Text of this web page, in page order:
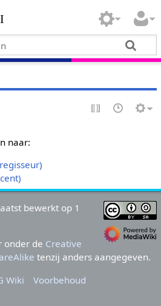
naar:
bewerkt op 1
onder de Creative
tenzij anders aangegeven.
Wiki Voorbehoud